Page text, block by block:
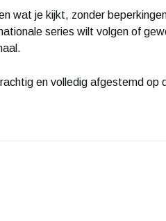
wat je kijkt, zonder
series wilt volgen of
en volledig afgestemd op